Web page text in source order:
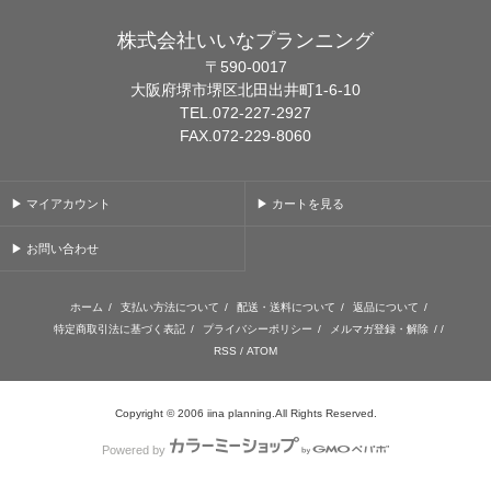
株式会社いいなプランニング
〒590-0017
大阪府堺市堺区北田出井町1-6-10
TEL.072-227-2927
FAX.072-229-8060
▶ マイアカウント ▶ カートを見る
▶ お問い合わせ
ホーム / 支払い方法について / 配送・送料について / 返品について /
特定商取引法に基づく表記 / プライバシーポリシー / メルマガ登録・解除 / /
RSS / ATOM
Copyright © 2006 iina planning.All Rights Reserved.
Powered by